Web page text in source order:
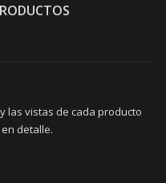
las vistas de cada producto
detalle.